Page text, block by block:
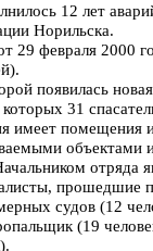
12 лет
Норильска.
29 февраля 2000
появилась
31
имеет
отряда
прошедшие
судов (12
(19